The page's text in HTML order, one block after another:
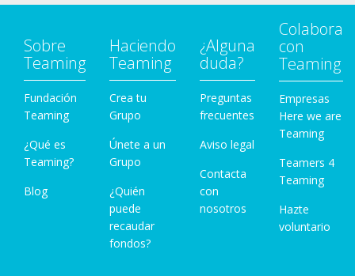
Sobre
Teaming
Fundación
Teaming
¿Qué es
Teaming?
Blog
Haciendo
Teaming
Crea tu
Grupo
Únete a un
Grupo
¿Quién
puede
recaudar
fondos?
¿Alguna
duda?
Preguntas
frecuentes
Aviso legal
Contacta
con
nosotros
Colabora
con
Teaming
Empresas
Here we are
Teaming
Teamers 4
Teaming
Hazte
voluntario